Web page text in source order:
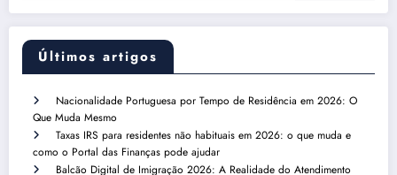
Últimos artigos
Nacionalidade Portuguesa por Tempo de Residência em 2026: O
Que Muda Mesmo
Taxas IRS para residentes não habituais em 2026: o que muda e
como o Portal das Finanças pode ajudar
Balcão Digital de Imigração 2026: A Realidade do Atendimento